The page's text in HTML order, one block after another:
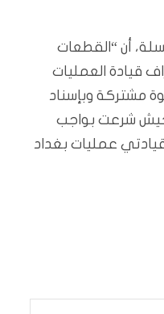
أن “القطعات
قيادة العمليات
مشتركة وبإسناد
شرعت بواجب
عمليات بغداد